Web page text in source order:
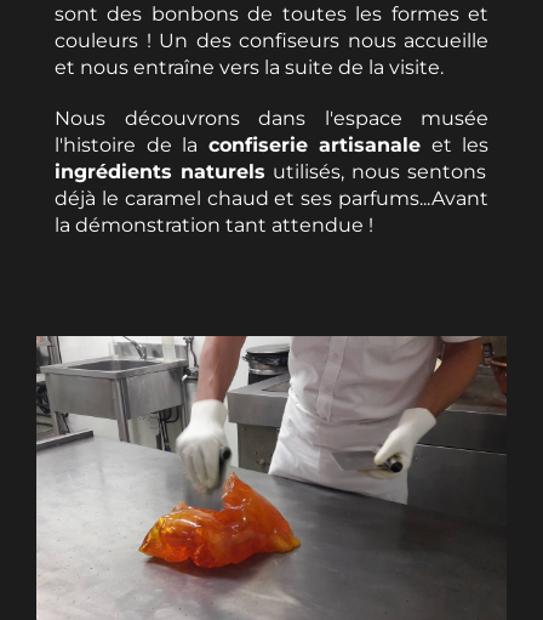
sont des bonbons de toutes les formes et
couleurs ! Un des confiseurs nous accueille
et nous entraîne vers la suite de la visite.
Nous découvrons dans l'espace musée
l'histoire de la confiserie artisanale et les
ingrédients naturels utilisés, nous sentons
déjà le caramel chaud et ses parfums...Avant
la démonstration tant attendue !